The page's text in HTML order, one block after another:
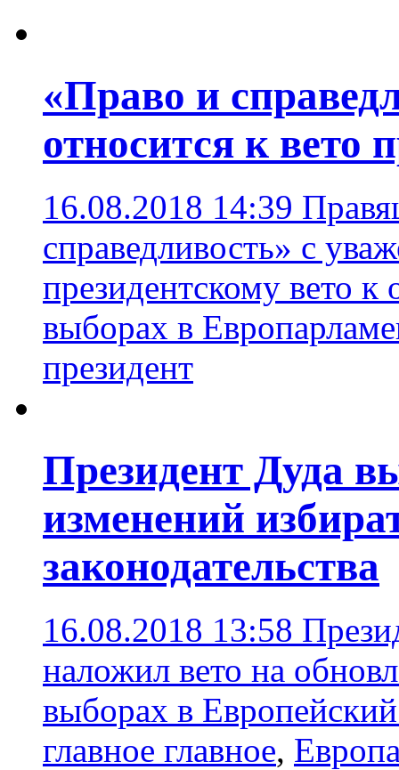
«Право и
относится к вето
16.08.2018 14:39
справедливость» с
президентскому вето
выборах в
президент
Президент Дуда
изменений
законодательства
16.08.2018 13:58
наложил вето на
выборах в
главное главное,